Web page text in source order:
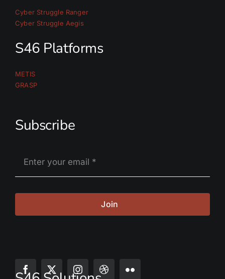
Cyber Struggle Ranger
Cyber Struggle Aegis
S46 Platforms
METIS
GRASP
Subscribe
Join